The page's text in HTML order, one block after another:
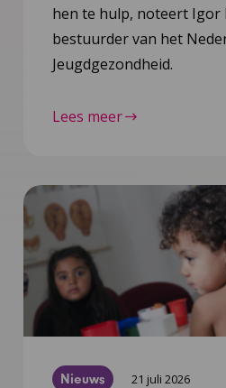
hen te hulp, noteert Igor
bestuurder van het
Jeugdgezondheid.
Lees meer
Nieuws 21 juli 2026